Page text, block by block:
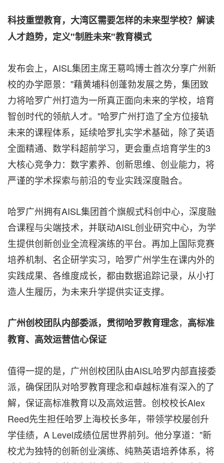
科技重塑教育，大湾区需要怎样的未来型学校？解读
人才趋势，定义"制胜未来"教育模式
发布会上，AISL集团主席王䓪鸣博士首次分享广州新
校的办学愿景："藉黄埔科创蓬勃发展之势，集团致
力将哈罗广州打造为一所真正面向未来的学校，培育
智创时代的领航人才。"哈罗广州打造了全方位接轨
未来的课程体系，延续哈罗扎实学术基础，除了英语
全面精通、数学科超前学习，更会重点培育学生的3
大核心竞争力：数字素养、创新思维、创业能力，将
严谨的学术探索与前沿的专业实践深度融合。
哈罗广州拥有AISL集团首个旗舰式科创中心，深度融
合课程与尖端技术，并联动AISL创业研究中心，为学
生提供创新创业全流程演练的平台。再加上国际竞赛
培养机制、名企研学实习，哈罗广州学生在课内外的
实践成果、各维度成长，都由数据追踪记录，从小打
造人生履历，为未来升学提供实证支撑。
广州创校团队内部委派，贯彻哈罗教育理念， 高标准
教育、高效运营信心保证
值得一提的是，广州创校团队由AISL哈罗内部直接委
派，确保团队对哈罗教育理念和卓越标准有深入的了
解，保证高标准教育以及高效运营。创校校长Alex
Reed先生担任哈罗上海校长多年，带领学校屡创升
学佳绩，A Level成绩位居世界前列。他分享道："新
校尤为独特的创新创业演练、纯熟英语培养体系，将